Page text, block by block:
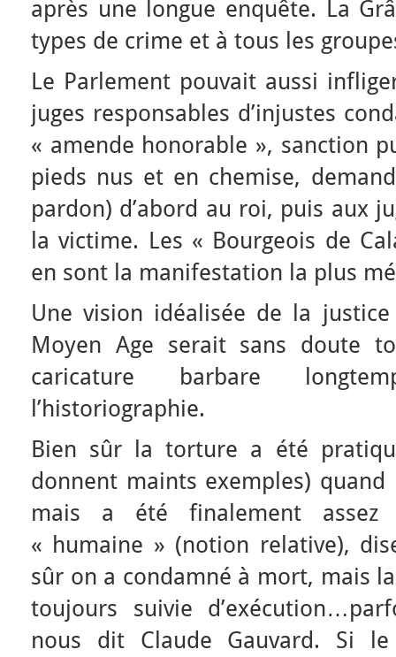
après une longue enquête. La
types de crime et à tous les
Le Parlement pouvait aussi
juges responsables d’injustes
« amende honorable », sanction
pieds nus et en chemise,
pardon) d’abord au roi, puis aux
la victime. Les « Bourgeois de
en sont la manifestation la plus
Une vision idéalisée de la
Moyen Age serait sans doute
caricature barbare
l’historiographie.
Bien sûr la torture a été
donnent maints exemples)
mais a été finalement
« humaine » (notion relative),
sûr on a condamné à mort, mais
toujours suivie
nous dit Claude Gauvard. Si